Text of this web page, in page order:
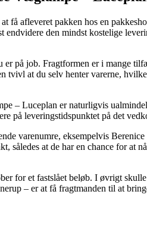
få afleveret pakken hos en
endvidere den mindst kostelige
på job. Fragtformen er i mange
tvivl at du selv henter varerne,
– Luceplan er naturligvis
på leveringstidspunktet på det
varenumre, eksempelvis
at de har en chance for at
for et fastslået beløb. I øvrigt
– er at få fragtmanden til at